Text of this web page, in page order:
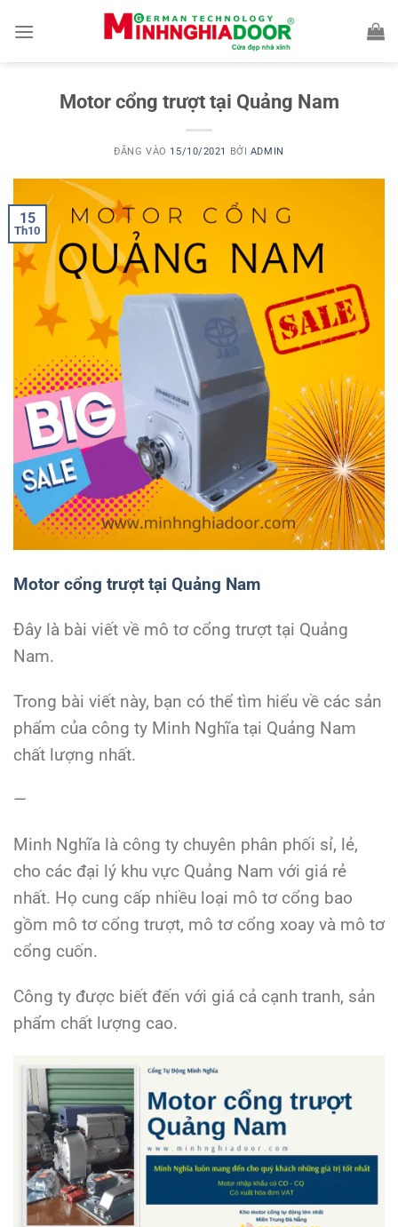
qua
Motor cổng trượt tại Quảng Nam
ĐĂNG VÀO 15/10/2021 BỞI ADMIN
15
Th10
Motor cổng trượt tại Quảng Nam
Đây là bài viết về mô tơ cổng trượt tại Quảng
Nam.
Trong bài viết này, bạn có thể tìm hiểu về các sản
phẩm của công ty Minh Nghĩa tại Quảng Nam
chất lượng nhất.
—
Minh Nghĩa là công ty chuyên phân phối sỉ, lẻ,
cho các đại lý khu vực Quảng Nam với giá rẻ
nhất. Họ cung cấp nhiều loại mô tơ cổng bao
gồm mô tơ cổng trượt, mô tơ cổng xoay và mô tơ
cổng cuốn.
Công ty được biết đến với giá cả cạnh tranh, sản
phẩm chất lượng cao.